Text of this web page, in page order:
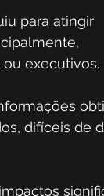
para atingir
executivos.
difíceis de